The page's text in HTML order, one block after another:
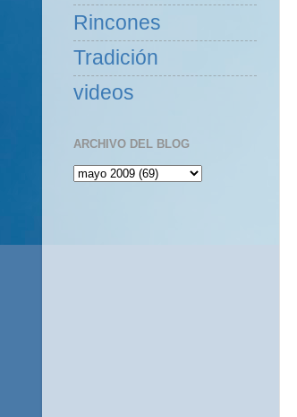
Rincones
Tradición
videos
ARCHIVO DEL BLOG